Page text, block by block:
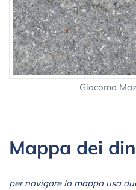
Giacomo
Mappa dei
per navigare la mappa usa